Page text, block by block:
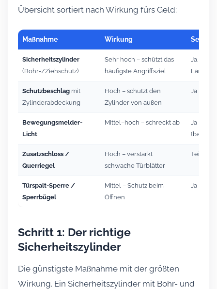
Übersicht sortiert nach Wirkung fürs Geld:
Maßnahme Wirkung Selbst
Sicherheitszylinder
(Bohr-/Ziehschutz)
Sehr hoch – schützt das
häufigste Angriffsziel
Ja, bei
Länge
Schutzbeschlagmit
Zylinderabdeckung
Hoch – schützt den
Zylinder von außen
Ja
Bewegungsmelder-
Licht
Mittel–hoch – schreckt ab
Ja
Zusatzschloss /
Querriegel
Hoch – verstärkt
schwache Türblätter
Teils,
Türspalt-Sperre /
Sperrbügel
Mittel – Schutz beim
Öffnen
Ja
Schritt 1: Der richtige
Sicherheitszylinder
Die günstigste Maßnahme mit der größten
Wirkung. Ein Sicherheitszylinder mit Bohr- und